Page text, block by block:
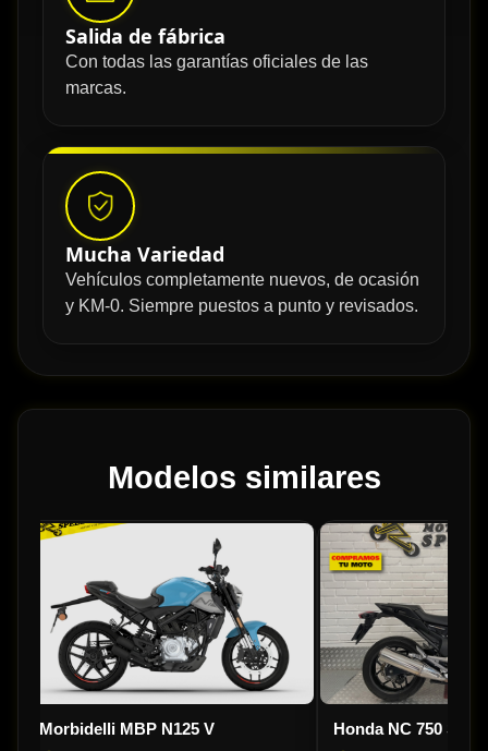
Salida de fábrica
Con todas las garantías oficiales de las
marcas.
Mucha Variedad
Vehículos completamente nuevos, de ocasión
y KM-0. Siempre puestos a punto y revisados.
Modelos similares
Morbidelli MBP N125 V Honda NC 750 S